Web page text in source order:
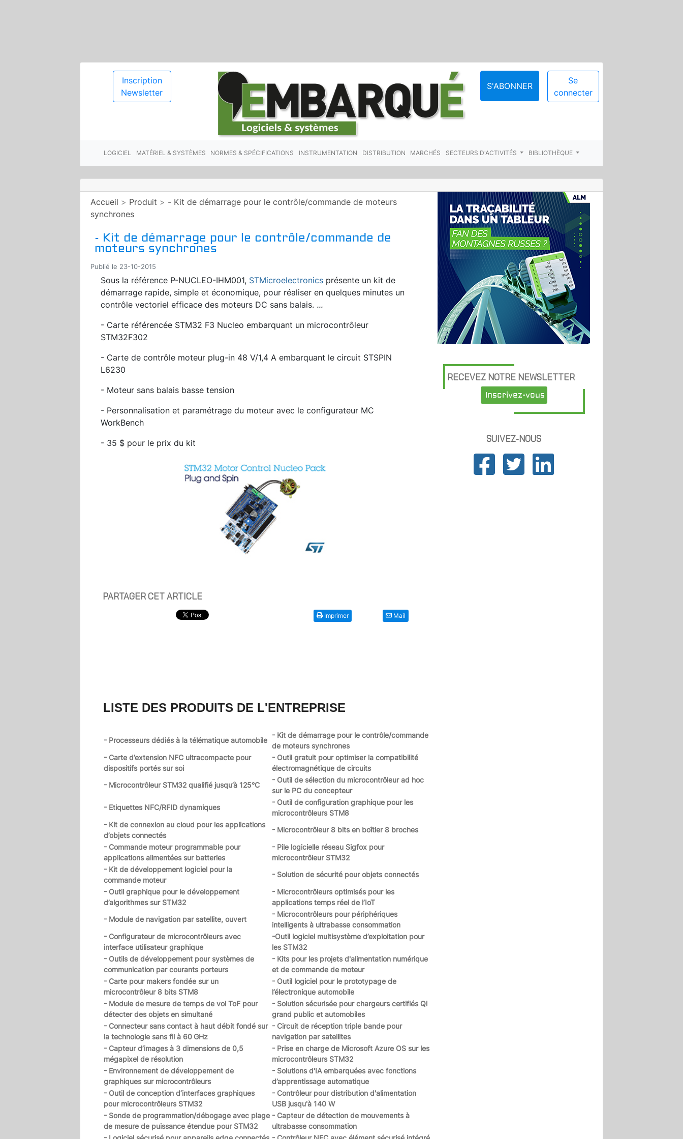
Inscription
Newsletter
S'ABONNER
Se
connecter
LOGICIEL MATÉRIEL & SYSTÈMES NORMES & SPÉCIFICATIONS INSTRUMENTATION DISTRIBUTION MARCHÉS SECTEURS D'ACTIVITÉS BIBLIOTHÈQUE
Accueil > Produit > - Kit de démarrage pour le contrôle/commande de moteurs
synchrones
- Kit de démarrage pour le contrôle/commande de
moteurs synchrones
Publié le 23-10-2015
Sous la référence P-NUCLEO-IHM001, STMicroelectronics présente un kit de
démarrage rapide, simple et économique, pour réaliser en quelques minutes un
contrôle vectoriel efficace des moteurs DC sans balais. ...
- Carte référencée STM32 F3 Nucleo embarquant un microcontrôleur
STM32F302
- Carte de contrôle moteur plug-in 48 V/1,4 A embarquant le circuit STSPIN
L6230
- Moteur sans balais basse tension
- Personnalisation et paramétrage du moteur avec le configurateur MC
WorkBench
- 35 $ pour le prix du kit
PARTAGER CET ARTICLE
Imprimer Mail
LISTE DES PRODUITS DE L'ENTREPRISE
- Processeurs dédiés à la télématique automobile
- Kit de démarrage pour le contrôle/commande
de moteurs synchrones
- Carte d’extension NFC ultracompacte pour
dispositifs portés sur soi
- Outil gratuit pour optimiser la compatibilité
électromagnétique de circuits
- Microcontrôleur STM32 qualifié jusqu’à 125°C
- Outil de sélection du microcontrôleur ad hoc
sur le PC du concepteur
- Etiquettes NFC/RFID dynamiques
- Outil de configuration graphique pour les
microcontrôleurs STM8
- Kit de connexion au cloud pour les applications
d’objets connectés
- Microcontrôleur 8 bits en boîtier 8 broches
- Commande moteur programmable pour
applications alimentées sur batteries
- Pile logicielle réseau Sigfox pour
microcontrôleur STM32
- Kit de développement logiciel pour la
commande moteur
- Solution de sécurité pour objets connectés
- Outil graphique pour le développement
d’algorithmes sur STM32
- Microcontrôleurs optimisés pour les
applications temps réel de l’IoT
- Module de navigation par satellite, ouvert
- Microcontrôleurs pour périphériques
intelligents à ultrabasse consommation
- Configurateur de microcontrôleurs avec
interface utilisateur graphique
-Outil logiciel multisystème d’exploitation pour
les STM32
- Outils de développement pour systèmes de
communication par courants porteurs
- Kits pour les projets d'alimentation numérique
et de commande de moteur
- Carte pour makers fondée sur un
microcontrôleur 8 bits STM8
- Outil logiciel pour le prototypage de
l’électronique automobile
- Module de mesure de temps de vol ToF pour
détecter des objets en simultané
- Solution sécurisée pour chargeurs certifiés Qi
grand public et automobiles
- Connecteur sans contact à haut débit fondé sur
la technologie sans fil à 60 GHz
- Circuit de réception triple bande pour
navigation par satellites
- Capteur d’images à 3 dimensions de 0,5
mégapixel de résolution
- Prise en charge de Microsoft Azure OS sur les
microcontrôleurs STM32
- Environnement de développement de
graphiques sur microcontrôleurs
- Solutions d'IA embarquées avec fonctions
d’apprentissage automatique
- Outil de conception d’interfaces graphiques
pour microcontrôleurs STM32
- Contrôleur pour distribution d'alimentation
USB jusqu'à 140 W
- Sonde de programmation/débogage avec plage
de mesure de puissance étendue pour STM32
- Capteur de détection de mouvements à
ultrabasse consommation
RECEVEZ NOTRE NEWSLETTER
Inscrivez-vous
SUIVEZ-NOUS